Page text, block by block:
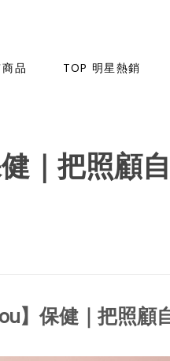
品 TOP 明星熱銷
健｜把照
】保健｜把照